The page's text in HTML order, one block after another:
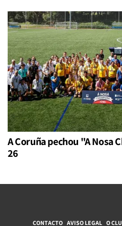
A Coruña pechou "A Nosa
26
CONTACTO AVISO LEGAL O